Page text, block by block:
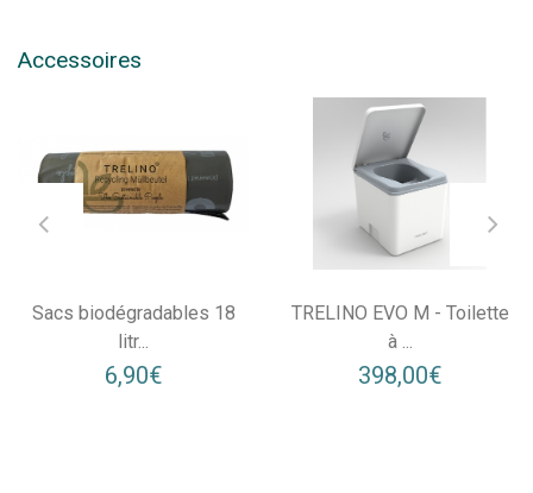
Accessoires
Sacs biodégradables 18
litr...
6,90€
TRELINO EVO M - Toilette
à ...
398,00€